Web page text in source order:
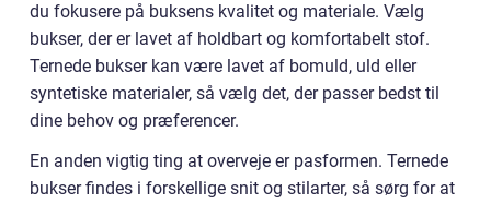
du fokusere på buksens kvalitet og materiale. Vælg
bukser, der er lavet af holdbart og komfortabelt stof.
Ternede bukser kan være lavet af bomuld, uld eller
syntetiske materialer, så vælg det, der passer bedst til
dine behov og præferencer.
En anden vigtig ting at overveje er pasformen. Ternede
bukser findes i forskellige snit og stilarter, så sørg for at